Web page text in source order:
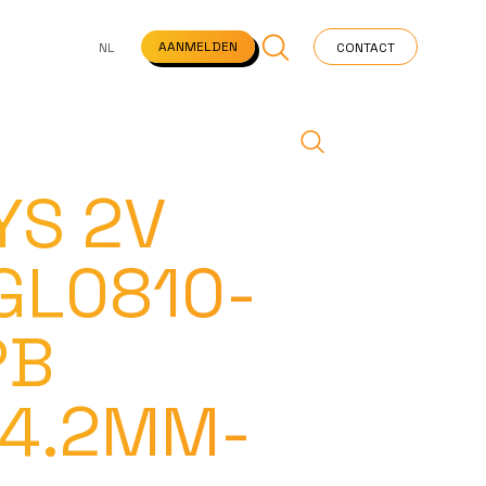
VEELGESTELDE VRAGEN STARTPAGINA NEWS
NL AANMELDEN CONTACT
2V